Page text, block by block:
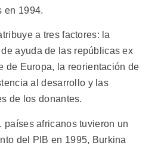
en 1994.
a tres factores: la
ayuda de las repúblicas ex
de Europa, la reorientación de
al desarrollo y las
de los donantes.
países africanos tuvieron un
del PIB en 1995, Burkina